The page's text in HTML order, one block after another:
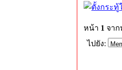
หน้า 1 จา
ไปยัง: